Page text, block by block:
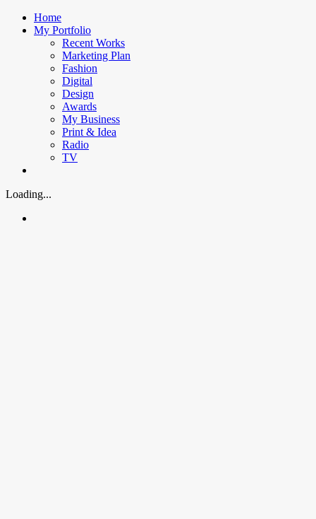
Skip
Home
My Portfolio
Recent Works
Marketing Plan
Fashion
Digital
Design
Awards
My Business
Print & Idea
Radio
TV
Loading...